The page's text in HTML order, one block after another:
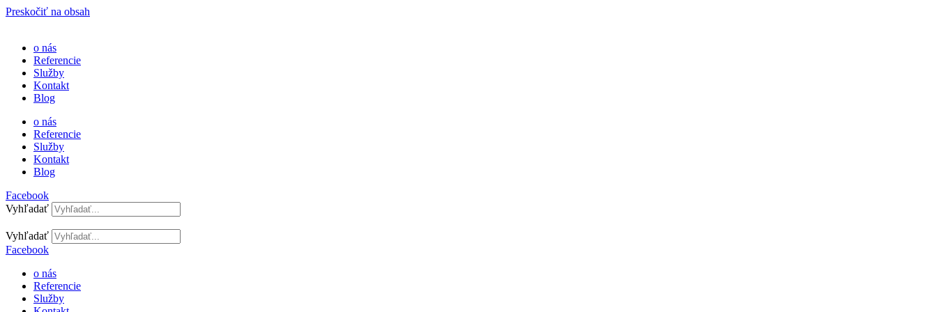
Preskočiť na obsah
o nás
Referencie
Služby
Kontakt
Blog
o nás
Referencie
Služby
Kontakt
Blog
Facebook
Vyhľadať
Vyhľadať
Facebook
o nás
Referencie
Služby